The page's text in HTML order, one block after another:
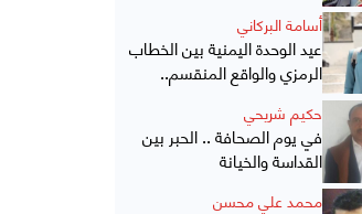
أسامة البركاني
عيد الوحدة اليمنية بين الخطاب
الرمزي والواقع المنقسم..
حكيم شريحي
في يوم الصحافة .. الحبر بين
القداسة والخيانة
محمد علي محسن